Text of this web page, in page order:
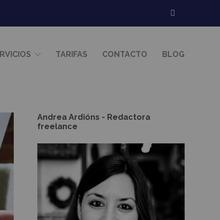
TARIFAS CONTACTO BLOG
Andrea Ardións - Redactora
freelance